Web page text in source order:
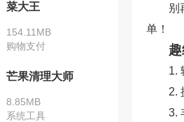
菜大王
154.11MB
购物支付
芒果清理大师
8.85MB
系统工具
别
单！
1.
2.
3.